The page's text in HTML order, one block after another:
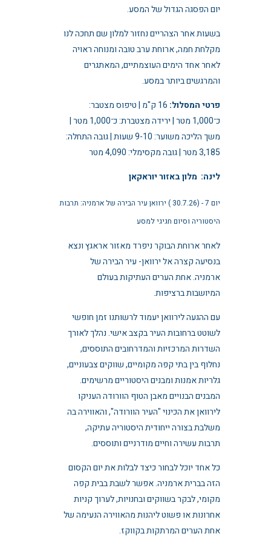
יום הפסגה הגדול של המסע.
בשעות אחר הצהריים נחזור למלון שם תחכה לנו
מקלחת חמה, ארוחת ערב טובה ומנוחה ראויה
לאחר אחד הימים העוצמתיים, המאתגרים
והמרגשים ביותר במסע.
פרטי המסלול:
16 ק"מ | טיפוס מצטבר:
כ־1,000 מטר | ירידה מצטברת: כ־1,000 מטר |
משך הליכה משוער: 9-10 שעות | גובה התחלה:
3,185 מטר | גובה מקסימלי: 4,090 מטר
לינה: מלון באזור יוראקאן
יום 7 - (30.7.26 ) ירוואן עיר הבירה של ארמניה: תרבות
היסטוריה וסיום חגיגי למסע
לאחר ארוחת הבוקר ניפרד מאזור אראגץ ונצא
בנסיעה קצרה אל ירוואן- עיר הבירה של
ארמניה. אחת הערים העתיקות בעולם
המיושבות ברציפות.
עם ההגעה לירוואן יעמוד לרשותנו זמן חופשי
לשוטט ברחובות העיר בקצב אישי. נהלך לאורך
השדרות המרכזיות והמדרחובים התוססים,
נחלוף בין בתי קפה מקומיים, שווקים צבעוניים,
גלריות אמנות ומבנים היסטוריים מרשימים.
המבנים הבנויים מאבן הטוף הוורודה העניקו
לירוואן את הכינוי "העיר הוורודה", והאווירה בה
משלבת בצורה ייחודית היסטוריה עתיקה,
תרבות עשירה וחיים מודרניים ותוססים.
כל אחד יוכל לבחור כיצד לבלות את יום הקסום
הזה בברית ארמניה. אפשר לשבת בבית קפה
מקומי, לבקר בשווקים ובחנויות, לערוך קניות
אחרונות או פשוט ליהנות מהאווירה הנעימה של
אחת הערים המרתקות בקווקז.